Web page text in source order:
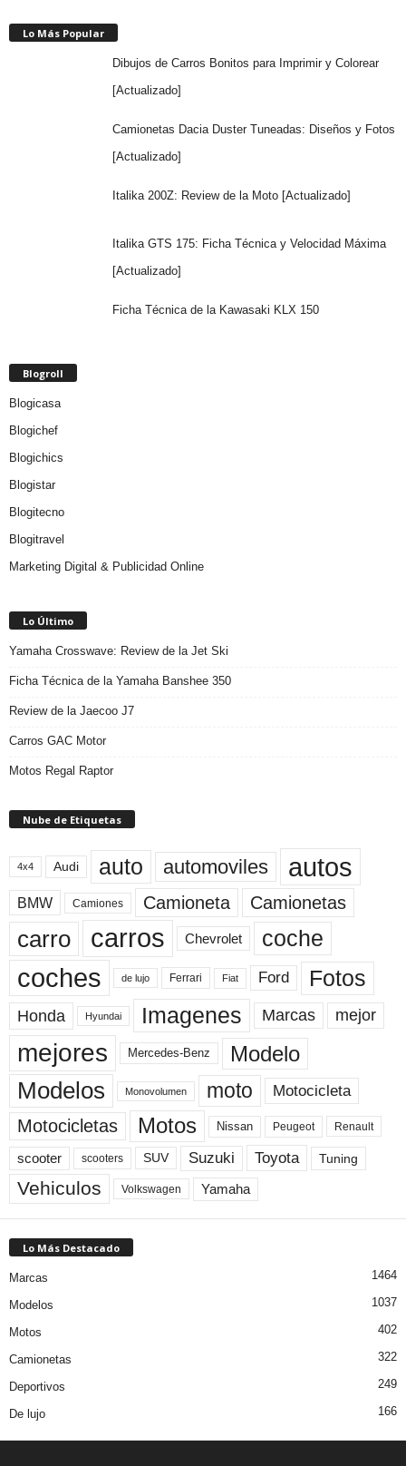
Lo Más Popular
Dibujos de Carros Bonitos para Imprimir y Colorear
[Actualizado]
Camionetas Dacia Duster Tuneadas: Diseños y Fotos
[Actualizado]
Italika 200Z: Review de la Moto [Actualizado]
Italika GTS 175: Ficha Técnica y Velocidad Máxima
[Actualizado]
Ficha Técnica de la Kawasaki KLX 150
Blogroll
Blogicasa
Blogichef
Blogichics
Blogistar
Blogitecno
Blogitravel
Marketing Digital & Publicidad Online
Lo Último
Yamaha Crosswave: Review de la Jet Ski
Ficha Técnica de la Yamaha Banshee 350
Review de la Jaecoo J7
Carros GAC Motor
Motos Regal Raptor
Nube de Etiquetas
4x4 Audi auto automoviles autos
BMW Camiones Camioneta Camionetas
carro carros Chevrolet coche
coches de lujo Ferrari Fiat Ford Fotos
Honda Hyundai Imagenes Marcas mejor
mejores Mercedes-Benz Modelo
Modelos Monovolumen moto Motocicleta
Motocicletas Motos Nissan Peugeot Renault
scooter scooters SUV Suzuki Toyota Tuning
Vehiculos Volkswagen Yamaha
Lo Más Destacado
Marcas 1464
Modelos 1037
Motos 402
Camionetas 322
Deportivos 249
De lujo 166